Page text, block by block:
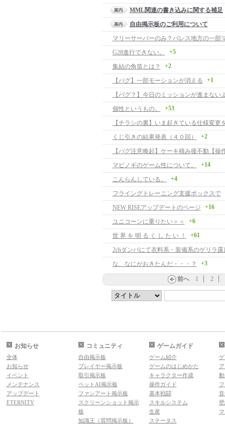
MML関連の書き込みに関する補足
自由掲示板のご利用について
マリーサーバーのみ？バレス地方の一部
G28進行できない。
+5
集結の角笛とは？ +2
【バグ】一部モーションが消える +1
【バグ？】今日のミッションが進まない
個性というもの。
+53
【チラシの裏】いま起きている仕様変更
くじ引きの結果発表（４０回）
+2
マビノギのゲーム性について。 +14
こんらんしている。 +4
フライングトレーニング支援ボックスで
NEW RISEアップデートのページ +16
ユニコーンに乗りたい＞＜ +6
世 界 を 明 る く し た い ！ +61
2chダンバにて衣料系・装備系のゲリラ露
な、なにがおきたんだ・・・？
+3
前へ 1 2
お知らせ
全体
お知らせ
イベント
メンテナンス
アップデート
ETERNITY
コミュニティ
自由掲示板
プレイヤー掲示板
取引掲示板
ペットAI掲示板
ファンアート掲示板
スクリーンショット掲示
板
知識王（質問掲示板）
ゲームガイド
ゲーム紹介
ゲームのはじめかた
キャラクター作成
操作ガイド
基本戦闘
スキルシステム
生産
ステータス